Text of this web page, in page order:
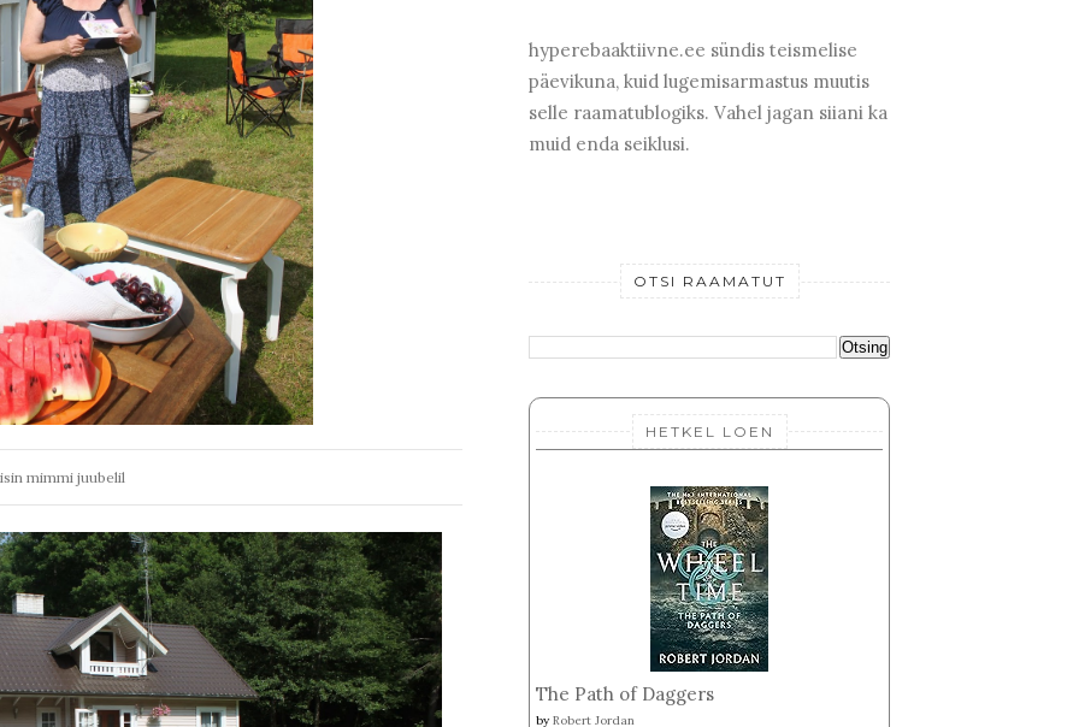
mimmi juubelil
hyperebaaktiivne.ee sündis teismelise
päevikuna, kuid lugemisarmastus muutis
selle raamatublogiks. Vahel jagan siiani ka
muid enda seiklusi.
OTSI RAAMATUT
HETKEL LOEN
The Path of Daggers
by Robert Jordan